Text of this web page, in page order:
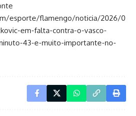
esporte/flamengo/noticia/2026/0
em-falta-contra-o-vasco-
43-e-muito-importante-no-